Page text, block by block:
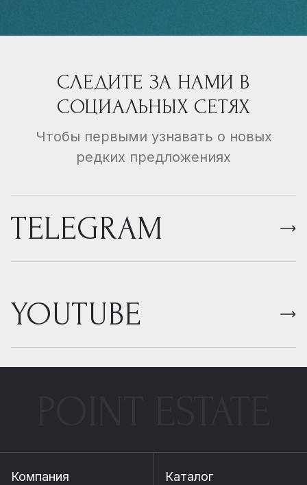
СЛЕДИТЕ ЗА НАМИ В
СОЦИАЛЬНЫХ СЕТЯХ
Чтобы первыми узнавать о новых
редких предложениях
TELEGRAM
YOUTUBE
Компания Каталог